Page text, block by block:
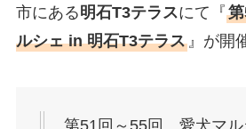
市にある明石T3テラスにて『
ルシェ in 明石T3テラス』が開